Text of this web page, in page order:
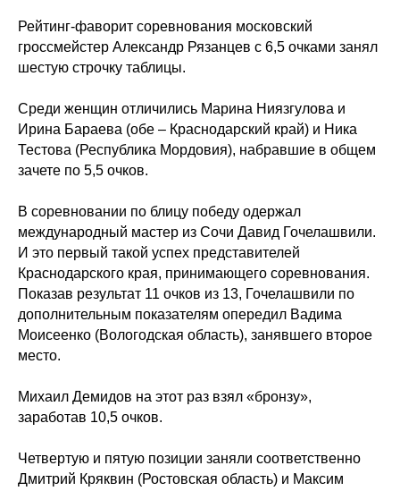
Рейтинг-фаворит соревнования московский
гроссмейстер Александр Рязанцев с 6,5 очками занял
шестую строчку таблицы.
Среди женщин отличились Марина Ниязгулова и
Ирина Бараева (обе – Краснодарский край) и Ника
Тестова (Республика Мордовия), набравшие в общем
зачете по 5,5 очков.
В соревновании по блицу победу одержал
международный мастер из Сочи Давид Гочелашвили.
И это первый такой успех представителей
Краснодарского края, принимающего соревнования.
Показав результат 11 очков из 13, Гочелашвили по
дополнительным показателям опередил Вадима
Моисеенко (Вологодская область), занявшего второе
место.
Михаил Демидов на этот раз взял «бронзу»,
заработав 10,5 очков.
Четвертую и пятую позиции заняли соответственно
Дмитрий Кряквин (Ростовская область) и Максим